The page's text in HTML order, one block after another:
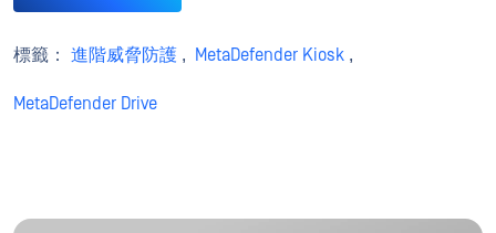
標籤： 進階威脅防護 , MetaDefender Kiosk ,
MetaDefender Drive